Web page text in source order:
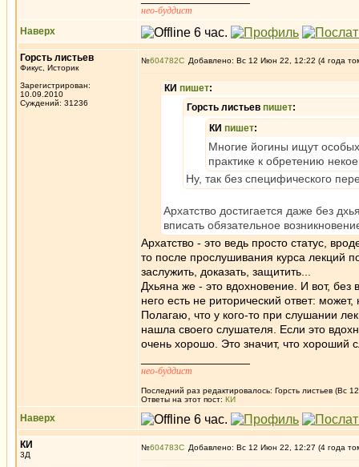
нео-буддист
Наверх
Горсть листьев
Фикус, Историк
Зарегистрирован:
10.09.2010
Суждений: 31236
№604782 Добавлено: Вс 12 Июн 22, 12:22 (4 года
КИ пишет:
Горсть листьев пишет:
КИ пишет:
Многие йогины ищут
практике к обретению
Ну, так без специфического
Архатство достигается даже без
вписать обязательное
Архатство - это ведь просто статус,
то после прослушивания курса лекций
заслужить, доказать, защитить...
Дхьяна же - это вдохновение. И вот, без
него есть не риторический ответ:
Полагаю, что у кого-то при слушании
нашла своего слушателя. Если это
очень хорошо. Это значит, что
нео-буддист
Последний раз редактировалось: Горсть листьев (Вс
Ответы на этот пост: КИ
Наверх
КИ
3Д
№604783 Добавлено: Вс 12 Июн 22, 12:27 (4 года